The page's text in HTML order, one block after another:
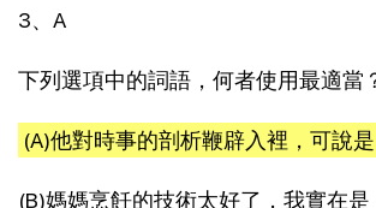
3、A
下列選項中的詞語，何者使用最適當
(A)他對時事的剖析鞭辟入裡，可說是
(B)媽媽烹飪的技術太好了，我實在是